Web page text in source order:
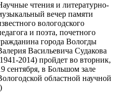
чтения и литературно-
вечер памяти
вологодского
и поэта, почетного
города Вологды
Васильевича Судакова
2014) пройдет во вторник,
сентября, в Большом зале
областной научной